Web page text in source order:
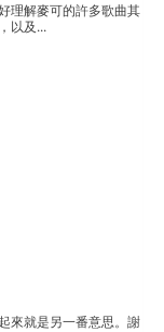
理解麥可的許多歌曲其
以及...
來就是另一番意思。謝